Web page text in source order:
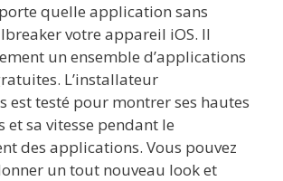
quelle application sans
votre appareil iOS. Il
un ensemble d’applications
L’installateur
est testé pour montrer ses hautes
et sa vitesse pendant le
des applications. Vous pouvez
un tout nouveau look et